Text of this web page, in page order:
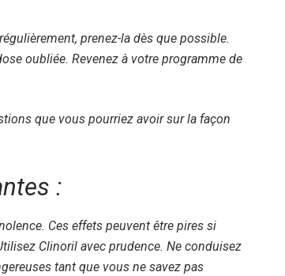
prenez-la dès que possible.
oubliée. Revenez à votre programme de
que vous pourriez avoir sur la façon
:
Ces effets peuvent être pires si
Clinoril avec prudence. Ne conduisez
tant que vous ne savez pas